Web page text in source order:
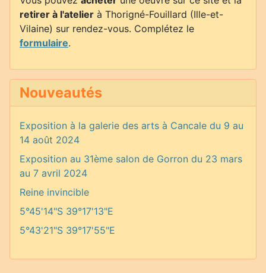
retirer à l'atelier à Thorigné-Fouillard (Ille-et-
Vilaine) sur rendez-vous. Complétez le
formulaire.
Nouveautés
Exposition à la galerie des arts à Cancale du 9 au
14 août 2024
Exposition au 31ème salon de Gorron du 23 mars
au 7 avril 2024
Reine invincible
5°45'14"S 39°17'13"E
5°43'21"S 39°17'55"E